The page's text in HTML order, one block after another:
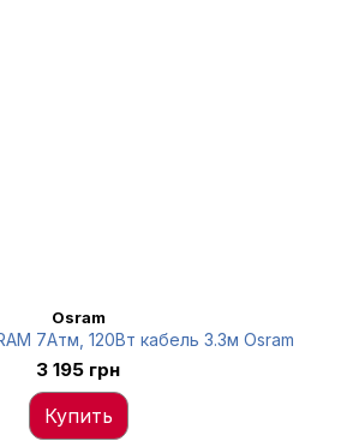
Osram
7Атм, 120Вт кабель 3.3м Osram
3 195 грн
Купить